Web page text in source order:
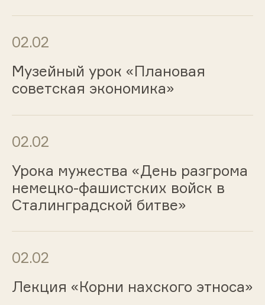
02.02
Музейный урок «Плановая
советская экономика»
02.02
Урока мужества «День разгрома
немецко-фашистских войск в
Сталинградской битве»
02.02
Лекция «Корни нахского этноса»